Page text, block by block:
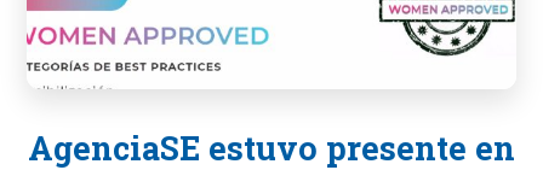
AgenciaSE estuvo presente en